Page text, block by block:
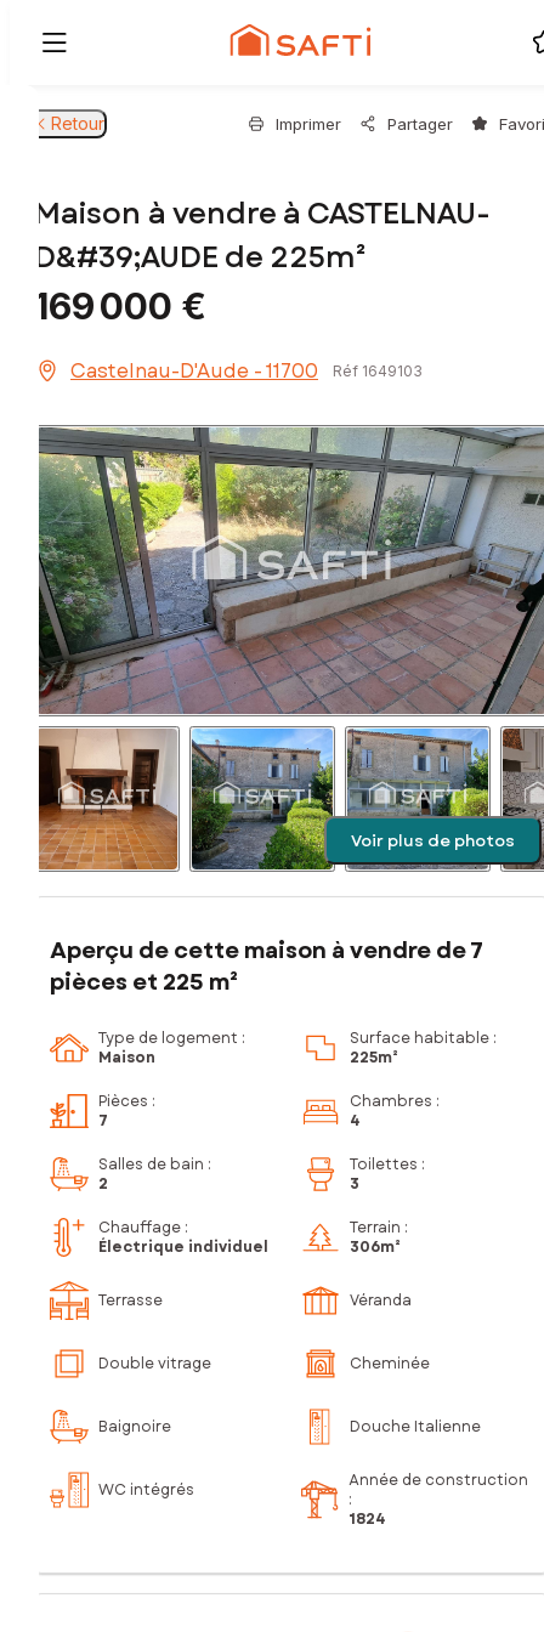
Retour Imprimer Partager
Maison à vendre à CASTELNAU-
D&#39;AUDE de 225m²
169 000 €
Castelnau-D'Aude - 11700 Réf 1649103
Voir plus de photos
Aperçu de cette maison à vendre de 7
pièces et 225 m²
Type de logement :
Maison
Surface habitable :
225m²
Pièces :
7
Chambres :
4
Salles de bain :
2
Toilettes :
3
Chauffage :
Électrique individuel
Terrain :
306m²
Terrasse Véranda
Double vitrage Cheminée
Baignoire Douche Italienne
WC intégrés
Année de construction
:
1824